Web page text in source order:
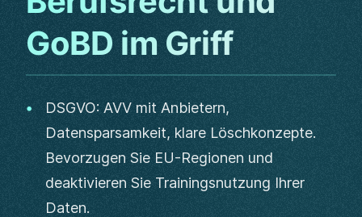
GoBD im Griff
DSGVO: AVV mit Anbietern,
Datensparsamkeit, klare Löschkonzepte.
Bevorzugen Sie EU-Regionen und
deaktivieren Sie Trainingsnutzung Ihrer
Daten.